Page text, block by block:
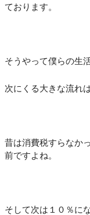
ております。
そうやって僕らの生
次にくる大きな流れ
昔は消費税すらなか
前ですよね。
そして次は１０％に